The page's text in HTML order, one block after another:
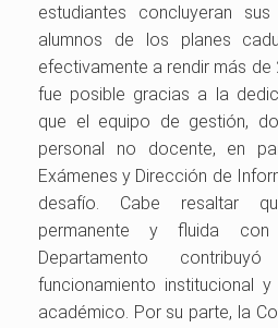
estudiantes concluyeran
alumnos de los planes
efectivamente a rendir más
fue posible gracias a la
que el equipo de gestión,
personal no docente, en
Exámenes y Dirección de
desafío. Cabe resaltar
permanente y fluida
Departamento
funcionamiento institucional
académico. Por su parte, la